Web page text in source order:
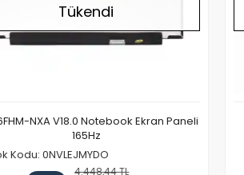
Tükendi
NXA V18.0 Notebook Ekran Paneli
165Hz
Kodu: 0NVLEJMYDO
4.448,44 TL